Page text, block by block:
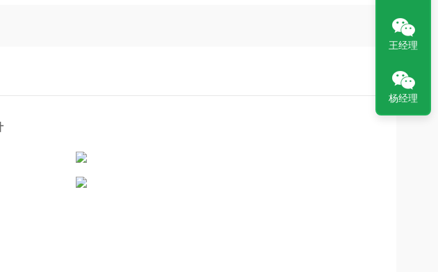
王经理
杨经理